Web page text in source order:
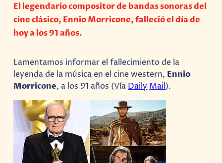
El legendario compositor de bandas sonoras del
cine clásico, Ennio Morricone, falleció el día de
hoy a los 91 años.
Lamentamos informar el fallecimiento de la
leyenda de la música en el cine western, Ennio
Morricone, a los 91 años (Vía Daily Mail).